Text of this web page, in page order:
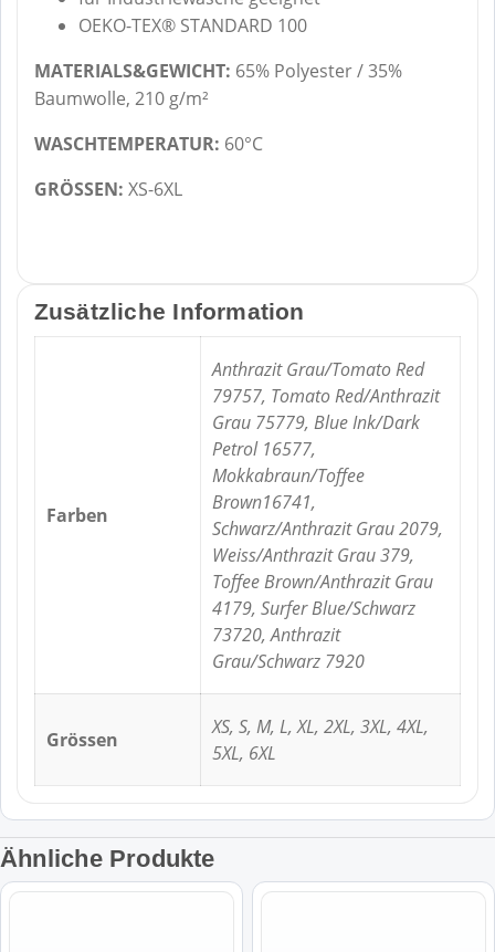
OEKO-TEX® STANDARD 100
MATERIALS&GEWICHT: 65% Polyester / 35%
Baumwolle, 210 g/m²
WASCHTEMPERATUR: 60°C
GRÖSSEN: XS-6XL
Zusätzliche Information
Farben
Anthrazit Grau/Tomato Red
79757, Tomato Red/Anthrazit
Grau 75779, Blue Ink/Dark
Petrol 16577,
Mokkabraun/Toffee
Brown16741,
Schwarz/Anthrazit Grau 2079,
Weiss/Anthrazit Grau 379,
Toffee Brown/Anthrazit Grau
4179, Surfer Blue/Schwarz
73720, Anthrazit
Grau/Schwarz 7920
Grössen
XS, S, M, L, XL, 2XL, 3XL, 4XL,
5XL, 6XL
Ähnliche Produkte